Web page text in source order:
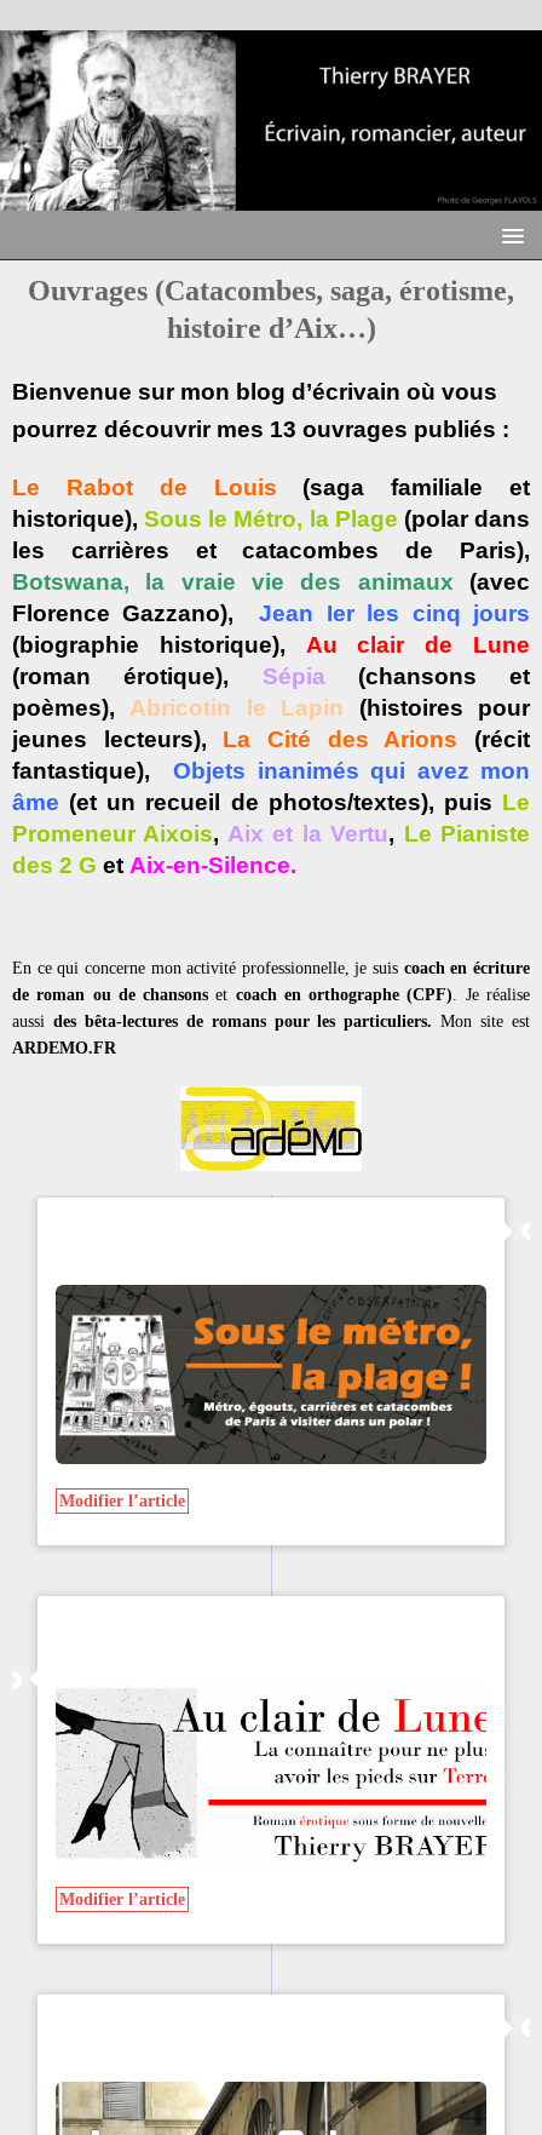
Ouvrages (Catacombes, saga, érotisme,
histoire d’Aix…)
Bienvenue sur mon blog d’écrivain où vous
pourrez découvrir mes 13 ouvrages publiés :
Le Rabot de Louis (saga familiale et
historique),Sous le Métro, la Plage (polar dans
les carrières et catacombes de Paris),
Botswana, la vraie vie des animaux
(avec
Florence Gazzano),Jean Ier les cinq jours
(biographie historique), Au clair de Lune
(roman érotique), Sépia(chansons et
poèmes), Abricotin le Lapin (histoires pour
jeunes lecteurs), La Cité des Arions
(récit
fantastique), Objets inanimés qui avez mon
âme (et un recueil de photos/textes), puis Le
Promeneur Aixois, Aix et la Vertu, Le Pianiste
des 2 G et Aix-en-Silence.
En ce qui concerne mon activité professionnelle, je suis coach en écriture
de roman ou de chansons et coach en orthographe (CPF) . Je réalise
aussi des bêta-lectures de romans pour les particuliers.Mon site est
ARDEMO.FR
Modifier l’article
Modifier l’article